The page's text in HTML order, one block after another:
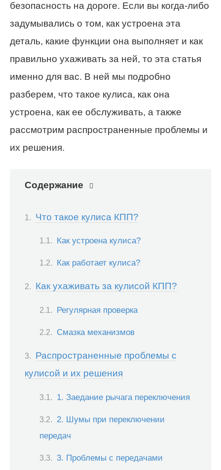
безопасность на дороге. Если вы когда-либо
задумывались о том, как устроена эта
деталь, какие функции она выполняет и как
правильно ухаживать за ней, то эта статья
именно для вас. В ней мы подробно
разберем, что такое кулиса, как она
устроена, как ее обслуживать, а также
рассмотрим распространенные проблемы и
их решения.
Содержание
Что такое кулиса КПП?
Как устроена кулиса?
Как работает кулиса?
Как ухаживать за кулисой КПП?
Регулярная проверка
Смазка механизмов
Распространенные проблемы с
кулисой и их решения
1. Заедание рычага переключения
2. Шумы при переключении
передач
3. Проблемы с передачами